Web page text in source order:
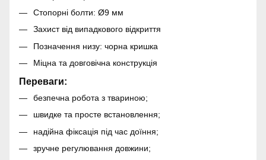
Стопорні болти: Ø9 мм
Захист від випадкового відкриття
Позначення низу: чорна кришка
Міцна та довговічна конструкція
Переваги:
безпечна робота з твариною;
швидке та просте встановлення;
надійна фіксація під час доїння;
зручне регулювання довжини;